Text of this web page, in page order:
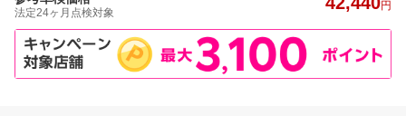
法定24ヶ月点検対象
円